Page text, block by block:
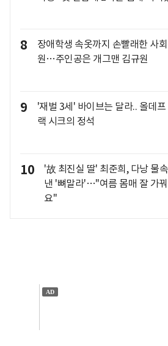
8
장애학생 속옷까지 손빨래한 사
원…주인공은 개그맨 김규원
9
'재벌 3세' 바이브는 달라.. 올데프
랙 시크의 정석
10
'故 최진실 딸' 최준희, 다낭 물
낸 '뼈말라'…"여름 몸매 잘 가
요"